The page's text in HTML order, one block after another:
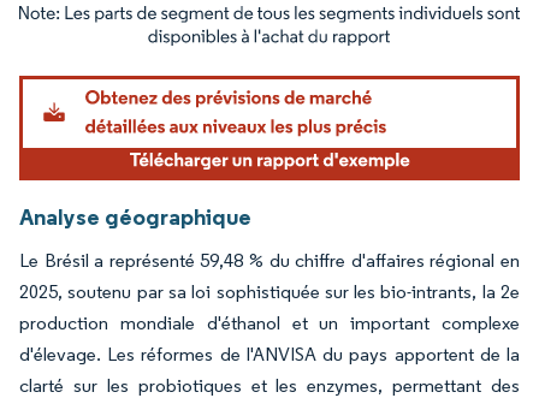
Image © Mordor Intelligence. La réutilisation nécessite une attribution sous CC BY
Analyse géographique
Le Brésil a représenté 59,48 % du chiffre d'affaires régional en
2025, soutenu par sa loi sophistiquée sur les bio-intrants, la 2e
production mondiale d'éthanol et un important complexe
d'élevage. Les réformes de l'ANVISA du pays apportent de la
clarté sur les probiotiques et les enzymes, permettant des